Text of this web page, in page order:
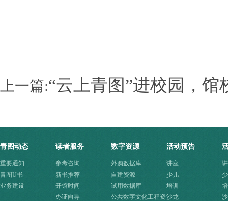
上一篇:“云上青图”进校园，馆
青图动态
重要通知
青图U书
业务建设
读者服务
参考咨询
新书推荐
开馆时间
办证向导
数字资源
外购数据库
自建资源
试用数据库
公共数字文化工程资
活动预告
讲座
少儿
培训
沙龙